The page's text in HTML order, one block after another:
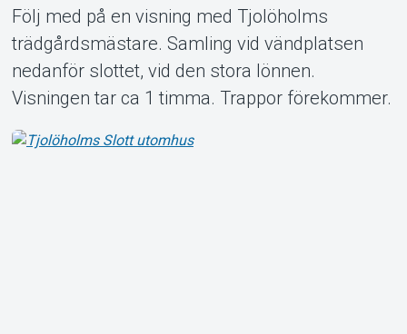
Om Tickster
Följ med på en visning med Tjolöholms
trädgårdsmästare. Samling vid vändplatsen
nedanför slottet, vid den stora lönnen.
Visningen tar ca 1 timma. Trappor förekommer.